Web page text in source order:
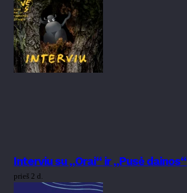
Interviu su „Orai“ ir „Pusė dainos“
prieš 2 d.